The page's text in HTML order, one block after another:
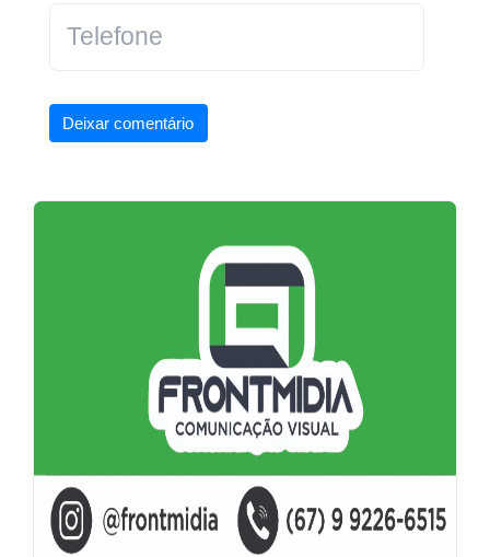
Deixar comentário